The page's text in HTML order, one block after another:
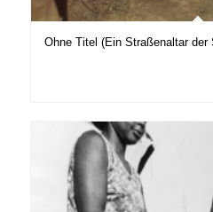
Ohne Titel (Ein Straßenaltar